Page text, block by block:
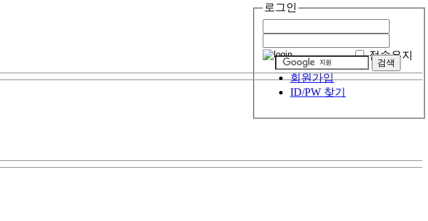
로그인
접속유지
회원가입
ID/PW 찾기